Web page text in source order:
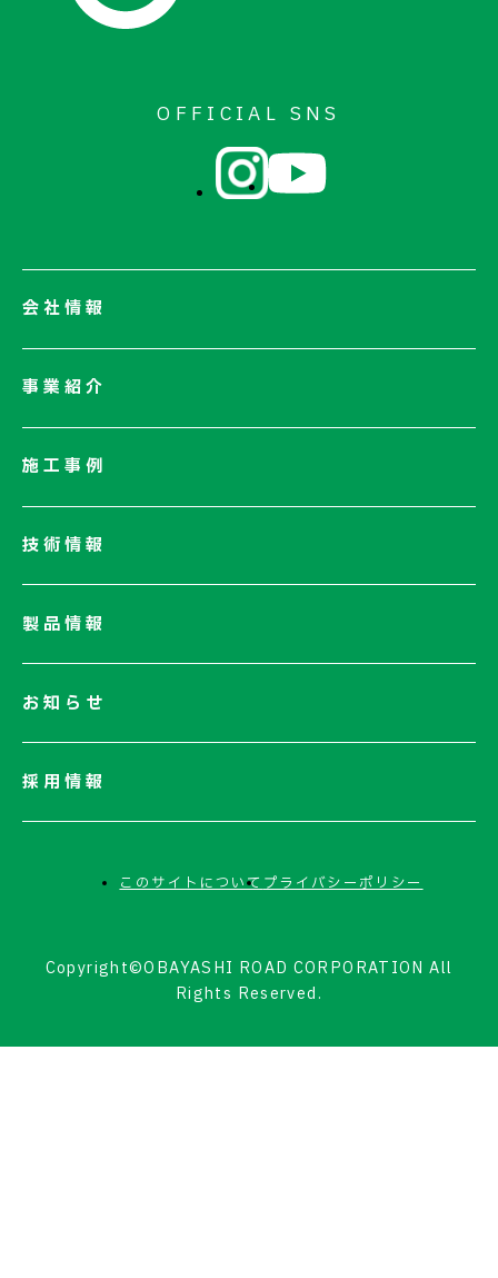
OFFICIAL SNS
会社情報
会社情報一覧
ネットワーク
事業紹介
施工事例
技術情報
製品情報
お知らせ
採用情報
このサイトについてプライバシーポリシー
Copyright©OBAYASHI ROAD CORPORATION All
Rights Reserved.